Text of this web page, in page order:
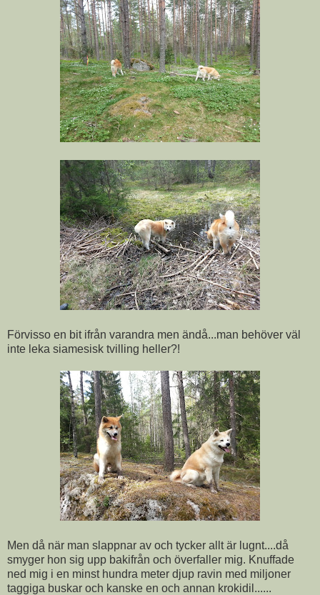
Förvisso en bit ifrån varandra men ändå...man behöver väl
inte leka siamesisk tvilling heller?!
Men då när man slappnar av och tycker allt är lugnt....då
smyger hon sig upp bakifrån och överfaller mig. Knuffade
ned mig i en minst hundra meter djup ravin med miljoner
taggiga buskar och kanske en och annan krokidil......